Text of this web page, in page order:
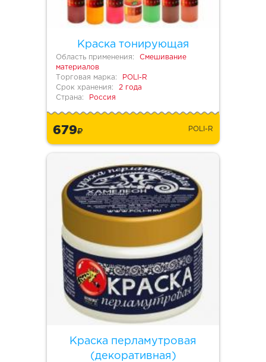
Краска тонирующая
Область применения:
Смешивание
материалов
Торговая марка:
POLI-R
Срок хранения:
2 года
Страна:
Россия
679 POLI-R
Краска перламутровая
(декоративная)